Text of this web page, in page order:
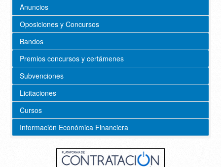
Anuncios
Oposiciones y Concursos
Bandos
Premios concursos y certámenes
Subvenciones
Licitaciones
Cursos
Información Económica Financiera